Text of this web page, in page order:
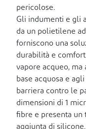
pericolose.
Gli indumenti e gli
da un polietilene
forniscono una
durabilità e
vapore acqueo,
base acquosa e
barriera contro le
dimensioni di 1
fibre e presenta un
aggiunta di silicone.